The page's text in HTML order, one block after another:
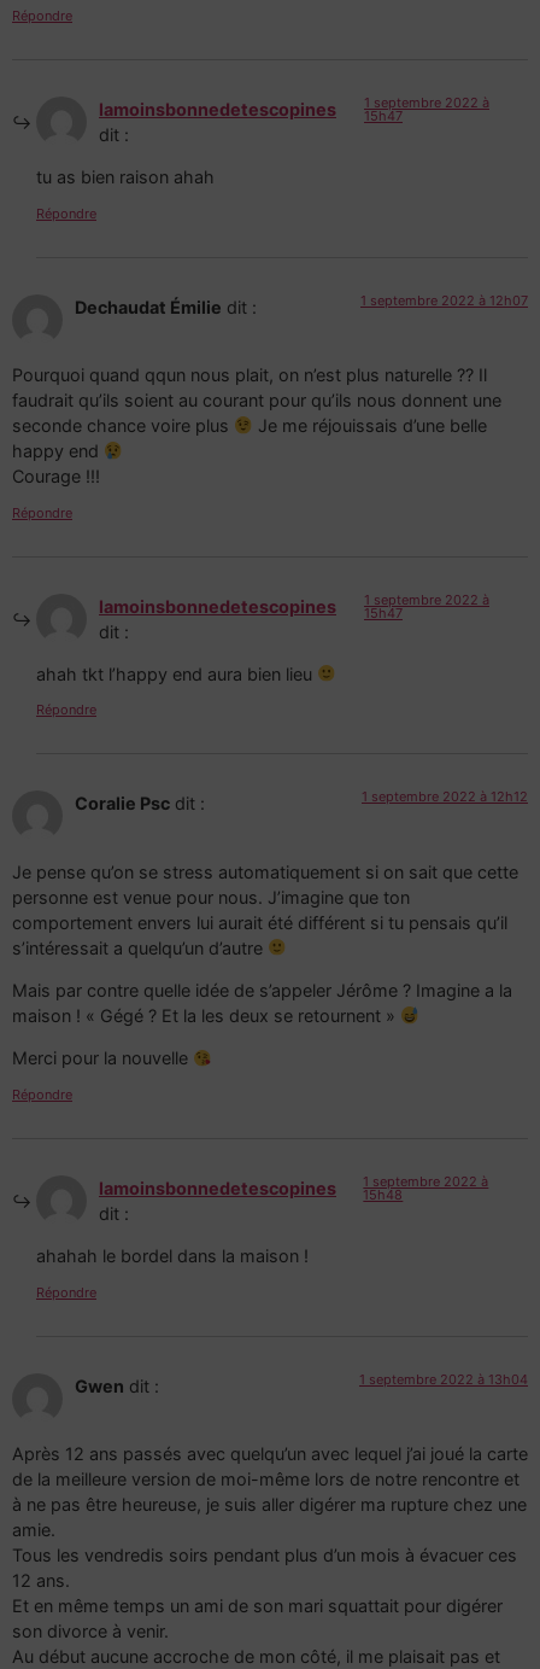
Répondre
lamoinsbonnedetescopines
dit :
1 septembre 2022 à
15h47
tu as bien raison ahah
Répondre
Dechaudat Émilie dit : 1 septembre 2022 à 12h07
Pourquoi quand qqun nous plait, on n’est plus naturelle ?? Il
faudrait qu’ils soient au courant pour qu’ils nous donnent une
seconde chance voire plus
Je me réjouissais d’une belle
happy end
Courage !!!
Répondre
lamoinsbonnedetescopines
dit :
1 septembre 2022 à
15h47
ahah tkt l’happy end aura bien lieu
Répondre
Coralie Psc dit : 1 septembre 2022 à 12h12
Je pense qu’on se stress automatiquement si on sait que cette
personne est venue pour nous. J’imagine que ton
comportement envers lui aurait été différent si tu pensais qu’il
s’intéressait a quelqu’un d’autre
Mais par contre quelle idée de s’appeler Jérôme ? Imagine a la
maison ! « Gégé ? Et la les deux se retournent »
Merci pour la nouvelle
Répondre
lamoinsbonnedetescopines
dit :
1 septembre 2022 à
15h48
ahahah le bordel dans la maison !
Répondre
Gwen dit : 1 septembre 2022 à 13h04
Après 12 ans passés avec quelqu’un avec lequel j’ai joué la carte
de la meilleure version de moi-même lors de notre rencontre et
à ne pas être heureuse, je suis aller digérer ma rupture chez une
amie.
Tous les vendredis soirs pendant plus d’un mois à évacuer ces
12 ans.
Et en même temps un ami de son mari squattait pour digérer
son divorce à venir.
Au début aucune accroche de mon côté, il me plaisait pas et